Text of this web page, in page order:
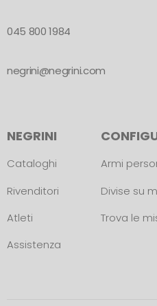
045 800 1984
negrini@negrini.com
NEGRINI
Cataloghi
Rivenditori
Atleti
Assistenza
Armi
Divise su
Trova le